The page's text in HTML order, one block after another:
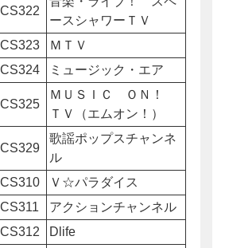
CS322
ースシャワーＴＶ
CS323
ＭＴＶ
CS324
ミュージック・エア
CS325
ＭＵＳＩＣ ＯＮ！
ＴＶ（エムオン！）
CS329
歌謡ポップスチャンネ
ル
CS310
Ｖ☆パラダイス
CS311
アクションチャンネル
CS312
Dlife